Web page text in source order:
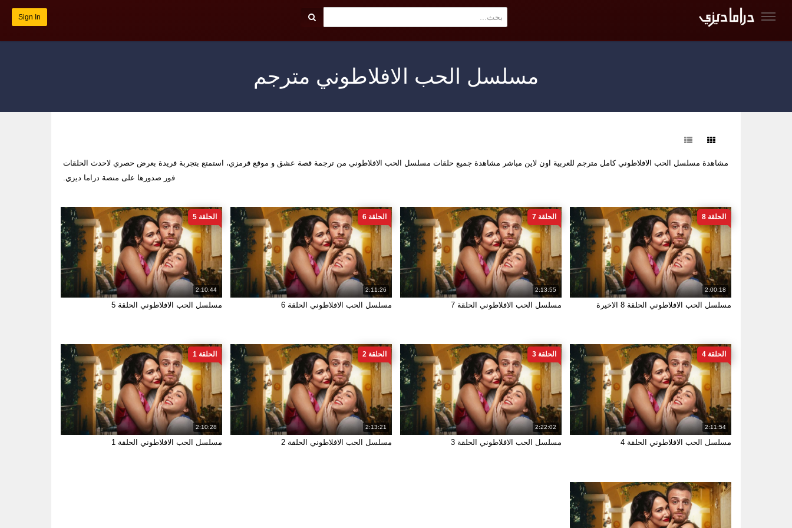
Sign In
مسلسل الحب الافلاطوني مترجم
مشاهدة مسلسل الحب الافلاطوني كامل مترجم للعربية اون لاين مباشر مشاهدة جميع حلقات مسلسل الحب الافلاطوني من ترجمة قصة عشق و موقع قرمزي، استمتع بتجربة فريدة بعرض حصري لاحدث الحلقات
فور صدورها على منصة دراما ديزي.
2:00:18
الحلقة 8
مسلسل الحب الافلاطوني الحلقة 8 الاخيرة
2:13:55
الحلقة 7
مسلسل الحب الافلاطوني الحلقة 7
2:11:26
الحلقة 6
مسلسل الحب الافلاطوني الحلقة 6
2:10:44
الحلقة 5
مسلسل الحب الافلاطوني الحلقة 5
2:11:54
الحلقة 4
مسلسل الحب الافلاطوني الحلقة 4
2:22:02
الحلقة 3
مسلسل الحب الافلاطوني الحلقة 3
2:13:21
الحلقة 2
مسلسل الحب الافلاطوني الحلقة 2
2:10:28
الحلقة 1
مسلسل الحب الافلاطوني الحلقة 1